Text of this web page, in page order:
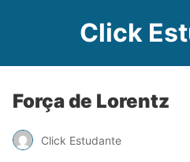
Click
Força de Lorentz
Click Estudante